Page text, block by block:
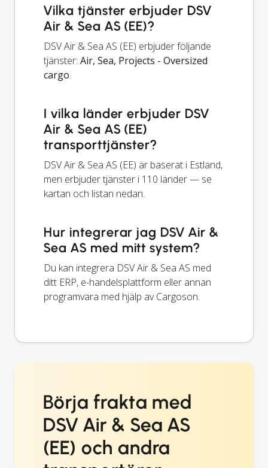
Vilka tjänster erbjuder DSV
Air & Sea AS (EE)?
DSV Air & Sea AS (EE) erbjuder följande
tjänster: Air, Sea, Projects - Oversized
cargo.
I vilka länder erbjuder DSV
Air & Sea AS (EE)
transporttjänster?
DSV Air & Sea AS (EE) är baserat i Estland,
men erbjuder tjänster i 110 länder — se
kartan och listan nedan.
Hur integrerar jag DSV Air &
Sea AS med mitt system?
Du kan integrera DSV Air & Sea AS med
ditt ERP, e-handelsplattform eller annan
programvara med hjälp av Cargoson.
Börja frakta med
DSV Air & Sea AS
(EE) och andra